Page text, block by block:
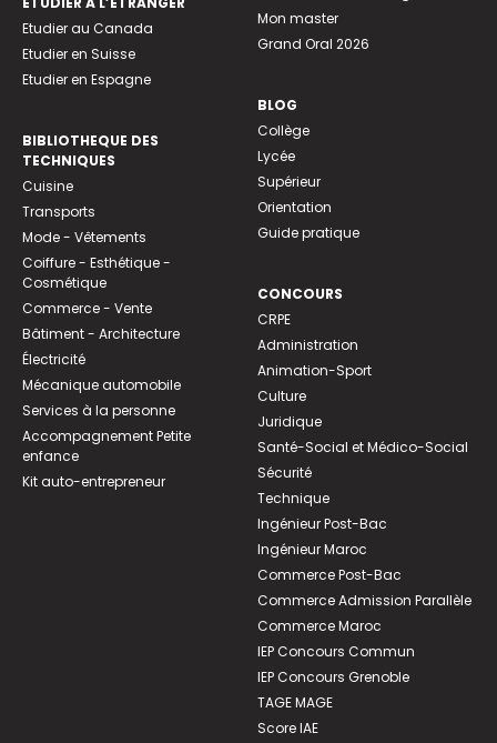
Etudier au Canada
Etudier en Suisse
Etudier en Espagne
BIBLIOTHEQUE DES
TECHNIQUES
Cuisine
Transports
Mode - Vêtements
Coiffure - Esthétique -
Cosmétique
Commerce - Vente
Bâtiment - Architecture
Électricité
Mécanique automobile
Services à la personne
Accompagnement Petite
enfance
Kit auto-entrepreneur
Mon master
Grand Oral 2026
BLOG
Collège
Lycée
Supérieur
Orientation
Guide pratique
CONCOURS
CRPE
Administration
Animation-Sport
Culture
Juridique
Santé-Social et Médico-Social
Sécurité
Technique
Ingénieur Post-Bac
Ingénieur Maroc
Commerce Post-Bac
Commerce Admission Parallèle
Commerce Maroc
IEP Concours Commun
IEP Concours Grenoble
TAGE MAGE
Score IAE